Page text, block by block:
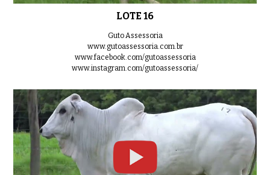
LOTE 16
Guto Assessoria
www.gutoassessoria.com.br
www.facebook.com/gutoassessoria
www.instagram.com/gutoassessoria/